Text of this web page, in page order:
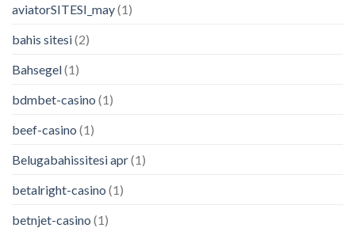
aviatorSITESI_may(1)
bahis sitesi(2)
Bahsegel(1)
bdmbet-casino (1)
beef-casino (1)
Belugabahissitesi apr(1)
betalright-casino (1)
betnjet-casino (1)